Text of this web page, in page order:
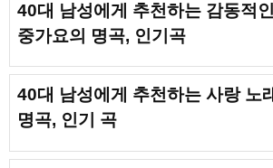
40대 남성에게 추천하는 감동적
중가요의 명곡, 인기곡
40대 남성에게 추천하는 사랑 노
명곡, 인기 곡